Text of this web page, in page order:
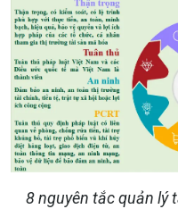
8 nguyên tắc quản lý